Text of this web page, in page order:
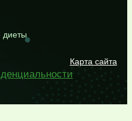
диеты
Карта сайта